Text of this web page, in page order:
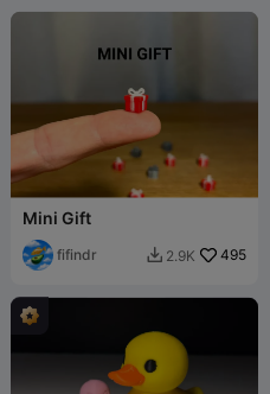
Mini Gift
fifindr  2.9K 495